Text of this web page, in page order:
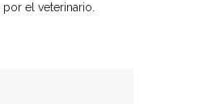
el veterinario.